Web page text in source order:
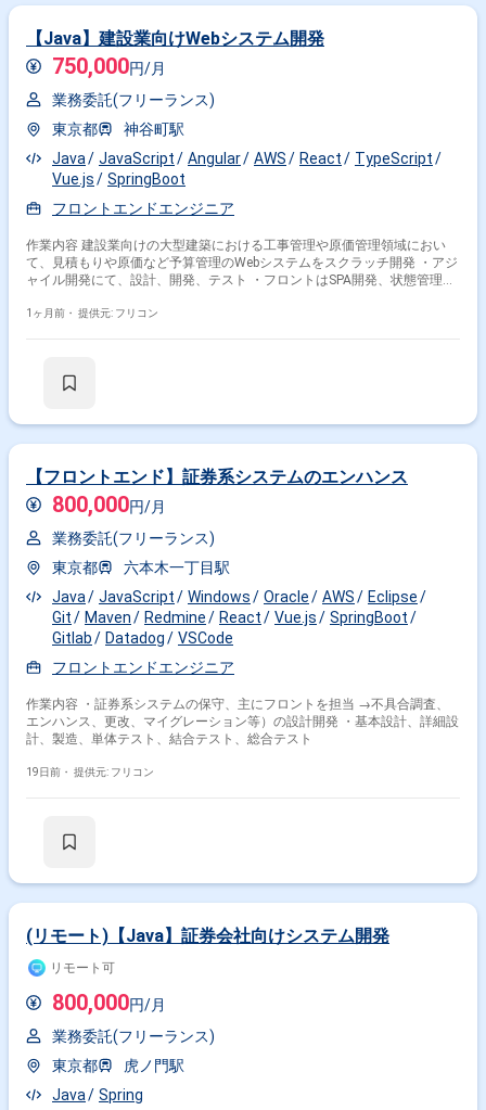
【Java】建設業向けWebシステム開発
750,000円/月
業務委託(フリーランス)
東京都
神谷町駅
Java
JavaScript Angular AWS React
TypeScript
Vue.js
SpringBoot
フロントエンドエンジニア
作業内容 建設業向けの大型建築における工事管理や原価管理領域におい
て、見積もりや原価など予算管理のWebシステムをスクラッチ開発 ・アジ
ャイル開発にて、設計、開発、テスト ・フロントはSPA開発、状態管理ラ
1ヶ月前・ 提供元: フリコン
【フロントエンド】証券系システムのエンハンス
800,000円/月
業務委託(フリーランス)
東京都
六本木一丁目駅
Java
JavaScript Windows Oracle AWS
Eclipse
Git
Maven Redmine React Vue.js
SpringBoot
Gitlab
Datadog
VSCode
フロントエンドエンジニア
作業内容 ・証券系システムの保守、主にフロントを担当 →不具合調査、
エンハンス、更改、マイグレーション等）の設計開発 ・基本設計、詳細設
計、製造、単体テスト、結合テスト、総合テスト
19日前・ 提供元: フリコン
(リモート)【Java】証券会社向けシステム開発
リモート可
800,000円/月
業務委託(フリーランス)
東京都
虎ノ門駅
Java
Spring